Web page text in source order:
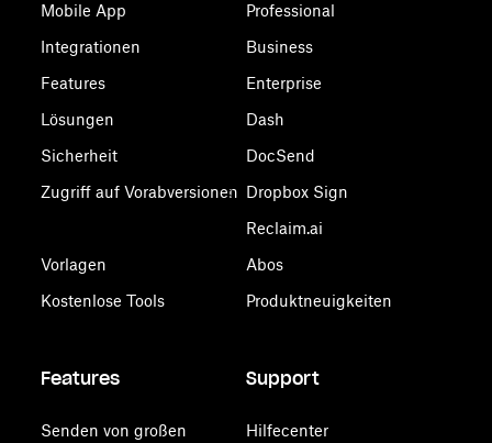
Mobile App
Integrationen
Features
Lösungen
Sicherheit
Zugriff auf Vorabversionen
Vorlagen
Kostenlose Tools
Professional
Business
Enterprise
Dash
DocSend
Dropbox Sign
Reclaim.ai
Abos
Produktneuigkeiten
Features
Senden von großen
Support
Hilfecenter